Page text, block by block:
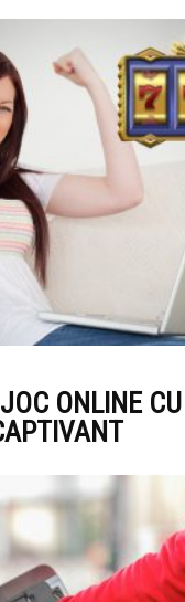
ONLINE CU